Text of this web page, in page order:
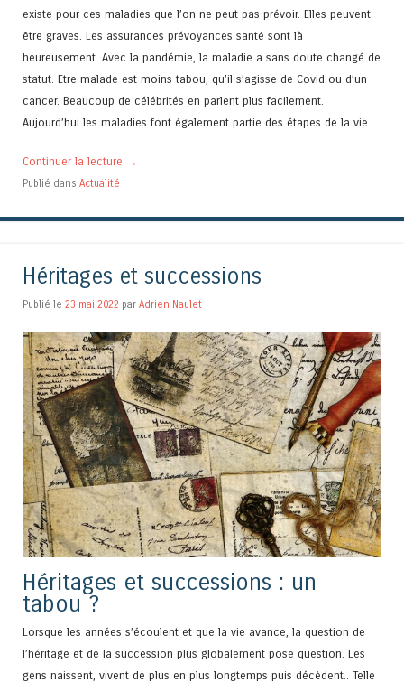
existe pour ces maladies que l’on ne peut pas prévoir. Elles peuvent
être graves. Les assurances prévoyances santé sont là
heureusement. Avec la pandémie, la maladie a sans doute changé de
statut. Etre malade est moins tabou, qu’il s’agisse de Covid ou d’un
cancer. Beaucoup de célébrités en parlent plus facilement.
Aujourd’hui les maladies font également partie des étapes de la vie.
Continuer la lecture →
Publié dans Actualité
Héritages et successions
Publié le 23 mai 2022 par Adrien Naulet
Héritages et successions : un
tabou ?
Lorsque les années s’écoulent et que la vie avance, la question de
l’héritage et de la succession plus globalement pose question. Les
gens naissent, vivent de plus en plus longtemps puis décèdent.. Telle